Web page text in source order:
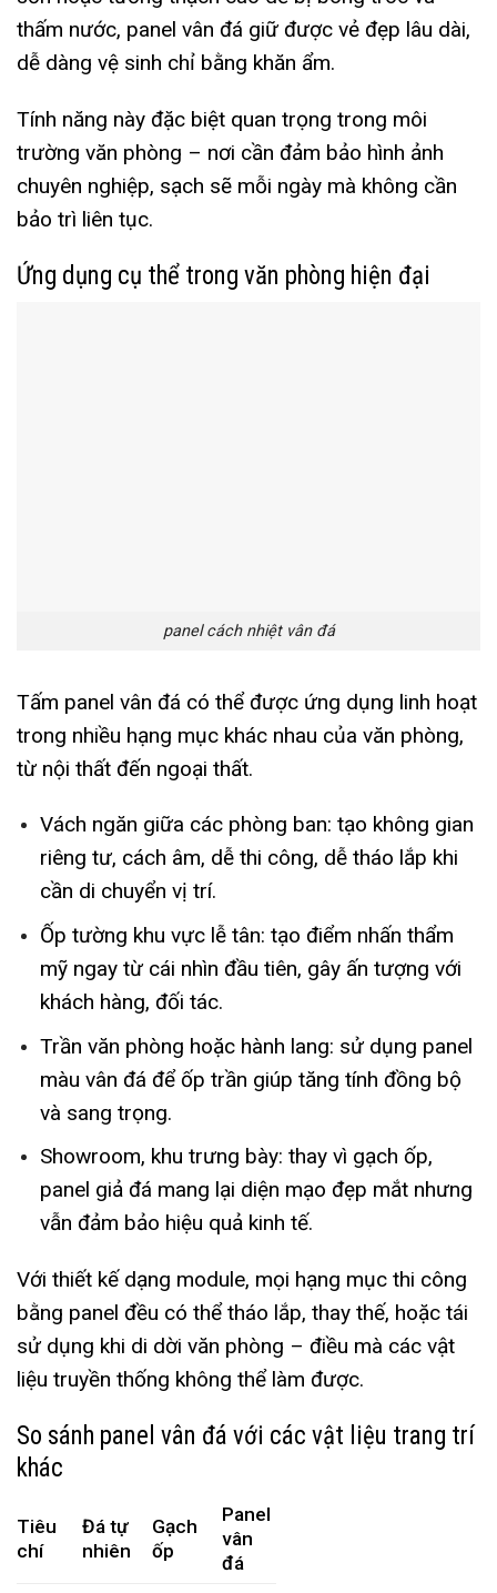
thấm nước, panel vân đá giữ được vẻ đẹp lâu dài,
dễ dàng vệ sinh chỉ bằng khăn ẩm.
Tính năng này đặc biệt quan trọng trong môi
trường văn phòng – nơi cần đảm bảo hình ảnh
chuyên nghiệp, sạch sẽ mỗi ngày mà không cần
bảo trì liên tục.
Ứng dụng cụ thể trong văn phòng hiện đại
panel cách nhiệt vân đá
Tấm panel vân đá có thể được ứng dụng linh hoạt
trong nhiều hạng mục khác nhau của văn phòng,
từ nội thất đến ngoại thất.
Vách ngăn giữa các phòng ban: tạo không gian
riêng tư, cách âm, dễ thi công, dễ tháo lắp khi
cần di chuyển vị trí.
Ốp tường khu vực lễ tân: tạo điểm nhấn thẩm
mỹ ngay từ cái nhìn đầu tiên, gây ấn tượng với
khách hàng, đối tác.
Trần văn phòng hoặc hành lang: sử dụng panel
màu vân đá để ốp trần giúp tăng tính đồng bộ
và sang trọng.
Showroom, khu trưng bày: thay vì gạch ốp,
panel giả đá mang lại diện mạo đẹp mắt nhưng
vẫn đảm bảo hiệu quả kinh tế.
Với thiết kế dạng module, mọi hạng mục thi công
bằng panel đều có thể tháo lắp, thay thế, hoặc tái
sử dụng khi di dời văn phòng – điều mà các vật
liệu truyền thống không thể làm được.
So sánh panel vân đá với các vật liệu trang trí
khác
Tiêu
chí
Đá tự
nhiên
Gạch
ốp
Panel
vân
đá